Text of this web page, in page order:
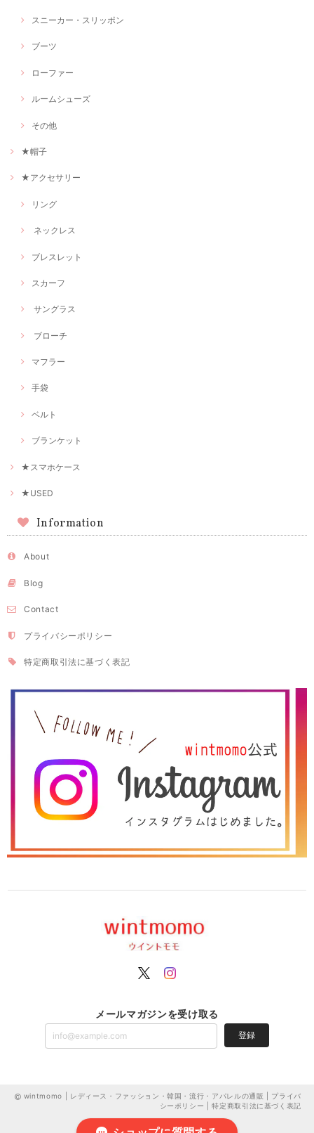
スニーカー・スリッポン
ブーツ
ローファー
ルームシューズ
その他
★帽子
★アクセサリー
リング
ネックレス
ブレスレット
スカーフ
サングラス
ブローチ
マフラー
手袋
ベルト
ブランケット
★スマホケース
★USED
Information
About
Blog
Contact
プライバシーポリシー
特定商取引法に基づく表記
メールマガジンを受け取る
登録
wintmomo | レディース・ファッション・韓国・流行・アパレルの通販 | プライバ
シーポリシー
|特定商取引法に基づく表記